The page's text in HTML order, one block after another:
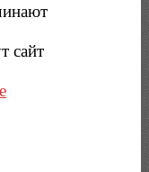
сайт